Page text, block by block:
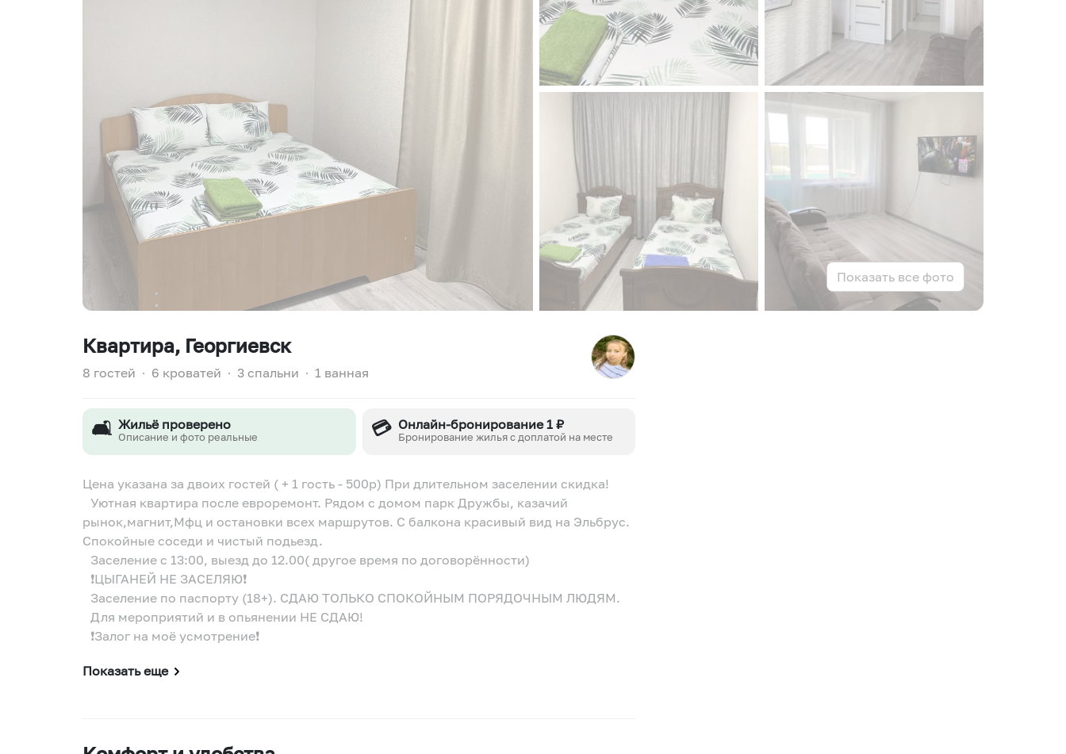
Показать все фото
Квартира, Георгиевск
8 гостей ∙ 6 кроватей ∙ 3 спальни ∙ 1 ванная
🛋️ Жильё проверено
Описание и фото реальные 💳 Онлайн-бронирование 1 ₽
Бронирование жилья с доплатой на месте
Цена указана за двоих гостей ( + 1 гость - 500р) При длительном заселении скидка!
Уютная квартира после евроремонт. Рядом с домом парк Дружбы, казачий
рынок,магнит,Мфц и остановки всех маршрутов. С балкона красивый вид на Эльбрус.
Спокойные соседи и чистый подьезд.
Заселение с 13:00, выезд до 12.00( другое время по договорённости)
❗️ЦЫГАНЕЙ НЕ ЗАСЕЛЯЮ❗️
Заселение по паспорту (18+). СДАЮ ТОЛЬКО СПОКОЙНЫМ ПОРЯДОЧНЫМ ЛЮДЯМ.
Для мероприятий и в опьянении НЕ СДАЮ!
❗️Залог на моё усмотрение❗️
Показать еще